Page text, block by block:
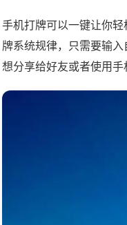
手机打牌可以一键让你
牌系统规律，只需要输
想分享给好友或者使用手